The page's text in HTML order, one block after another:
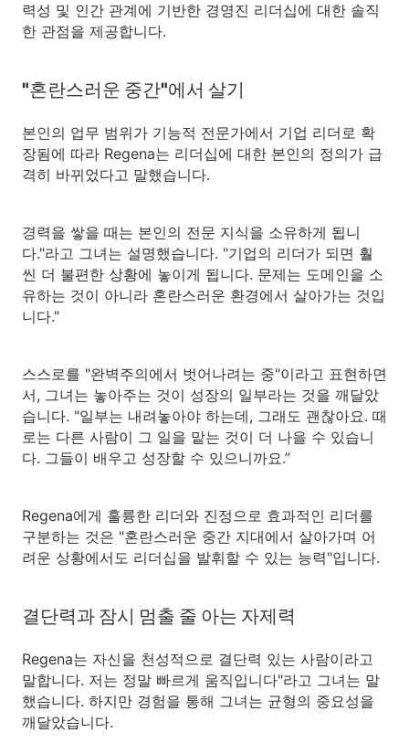
력성 및 인간 관계에 기반한 경영진 리더십에 대한 솔직
한 관점을 제공합니다.
"혼란스러운 중간"에서 살기
본인의 업무 범위가 기능적 전문가에서 기업 리더로 확
장됨에 따라 Regena는 리더십에 대한 본인의 정의가 급
격히 바뀌었다고 말했습니다.
경력을 쌓을 때는 본인의 전문 지식을 소유하게 됩니
다."라고 그녀는 설명했습니다. "기업의 리더가 되면 훨
씬 더 불편한 상황에 놓이게 됩니다. 문제는 도메인을 소
유하는 것이 아니라 혼란스러운 환경에서 살아가는 것입
니다."
스스로를 "완벽주의에서 벗어나려는 중"이라고 표현하면
서, 그녀는 놓아주는 것이 성장의 일부라는 것을 깨달았
습니다. "일부는 내려놓아야 하는데, 그래도 괜찮아요. 때
로는 다른 사람이 그 일을 맡는 것이 더 나을 수 있습니
다. 그들이 배우고 성장할 수 있으니까요.”
Regena에게 훌륭한 리더와 진정으로 효과적인 리더를
구분하는 것은 "혼란스러운 중간 지대에서 살아가며 어
려운 상황에서도 리더십을 발휘할 수 있는 능력"입니다.
결단력과 잠시 멈출 줄 아는 자제력
Regena는 자신을 천성적으로 결단력 있는 사람이라고
말합니다. 저는 정말 빠르게 움직입니다"라고 그녀는 말
했습니다. 하지만 경험을 통해 그녀는 균형의 중요성을
깨달았습니다.